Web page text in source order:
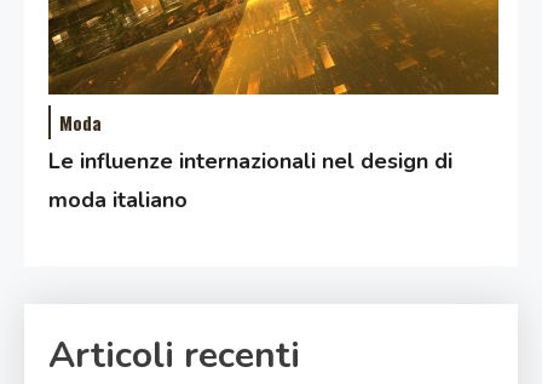
Moda
Le influenze internazionali nel design di
moda italiano
Articoli recenti